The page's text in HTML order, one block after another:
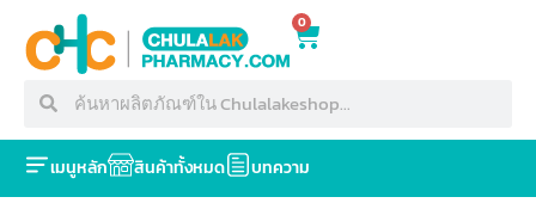
0
เมนูหลัก สินค้าทั้งหมด บทความ